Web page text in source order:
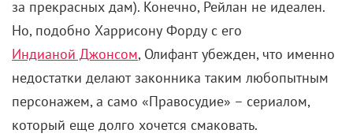
Но, подобно Харрисону Форду с его
Индианой Джонсом, Олифант убежден, что именно
недостатки делают законника таким любопытным
персонажем, а само «Правосудие» – сериалом,
который еще долго хочется смаковать.